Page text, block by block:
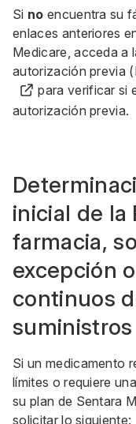
Si no encuentra su
enlaces anteriores
Medicare,acceda a
autorización previa
para verificar si
autorización previa.
inicial de la
farmacia,
excepción
continuos
suministros
Si un medicamento
límites o requiere
su plan de Sentara
solicitar lo siguiente: